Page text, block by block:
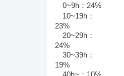
0~9h：24%
10~19h：
23%
20~29h：
24%
30~39h：
19%
40h~：10%